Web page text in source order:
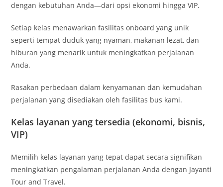
dengan kebutuhan Anda—dari opsi ekonomi hingga VIP.
Setiap kelas menawarkan fasilitas onboard yang unik
seperti tempat duduk yang nyaman, makanan lezat, dan
hiburan yang menarik untuk meningkatkan perjalanan
Anda.
Rasakan perbedaan dalam kenyamanan dan kemudahan
perjalanan yang disediakan oleh fasilitas bus kami.
Kelas layanan yang tersedia (ekonomi, bisnis,
VIP)
Memilih kelas layanan yang tepat dapat secara signifikan
meningkatkan pengalaman perjalanan Anda dengan Jayanti
Tour and Travel.